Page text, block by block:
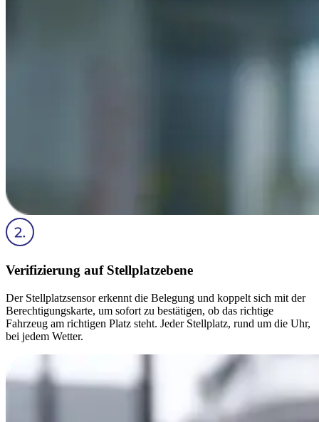
Verifizierung auf Stellplatzebene
Der Stellplatzsensor erkennt die Belegung und koppelt sich mit der
Berechtigungskarte, um sofort zu bestätigen, ob das richtige
Fahrzeug am richtigen Platz steht. Jeder Stellplatz, rund um die Uhr,
bei jedem Wetter.